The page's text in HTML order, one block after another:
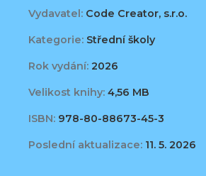
Vydavatel: Code Creator, s.r.o.
Kategorie: Střední školy
Rok vydání: 2026
Velikost knihy: 4,56 MB
ISBN: 978-80-88673-45-3
Poslední aktualizace: 11. 5. 2026